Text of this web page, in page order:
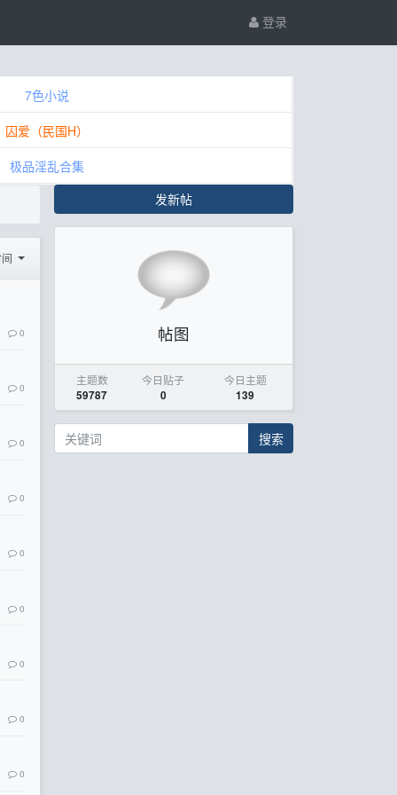
登录
7色小说
囚爱（民国H）
极品淫乱合集
0
0
0
0
0
0
0
0
0
发新帖
帖图
主题数
59787
今日贴子
0
今日主题
139
搜索